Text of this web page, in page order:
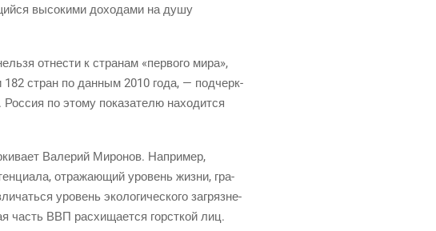
высо­ки­ми дохо­да­ми на душу
отне­сти к стра­нам «пер­во­го мира»,
182 стран по дан­ным 2010 года, — под­черк­
по это­му пока­за­те­лю нахо­дит­ся
Вале­рий Миро­нов. Напри­мер,
отра­жа­ю­щий уро­вень жиз­ни, гра­
уро­вень эко­ло­ги­че­ско­го загряз­не­
часть ВВП рас­хи­ща­ет­ся горст­кой лиц.